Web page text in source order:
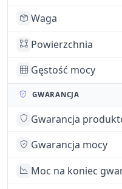
Waga
Powierzchnia
Gęstość mocy
GWARANCJA
Gwarancja
Gwarancja mocy
Moc na koniec